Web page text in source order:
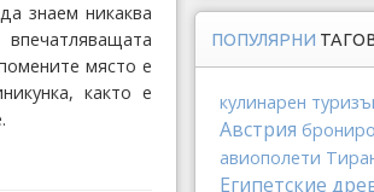
знаем никаква
място е
както е
ПОПУЛЯРНИ
кулинарен
Австрия
авиополети
Египетские